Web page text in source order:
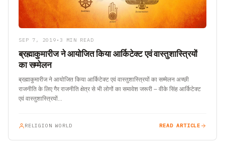
SEP 7, 2019 • 3 MIN READ
ब्रह्माकुमारीज ने आयोजित किया आर्किटेक्ट एवं वास्तुशास्त्रियों
का सम्मेलन
ब्रह्माकुमारीज ने आयोजित किया आर्किटेक्ट एवं वास्तुशास्त्रियों का सम्मेलन अच्छी
राजनीति के लिए गैर राजनीति क्षेत्र से भी लोगों का समावेश जरूरी – वीके सिंह आर्किटेक्ट
एवं वास्तुशास्त्रियों…
RELIGION WORLD READ ARTICLE